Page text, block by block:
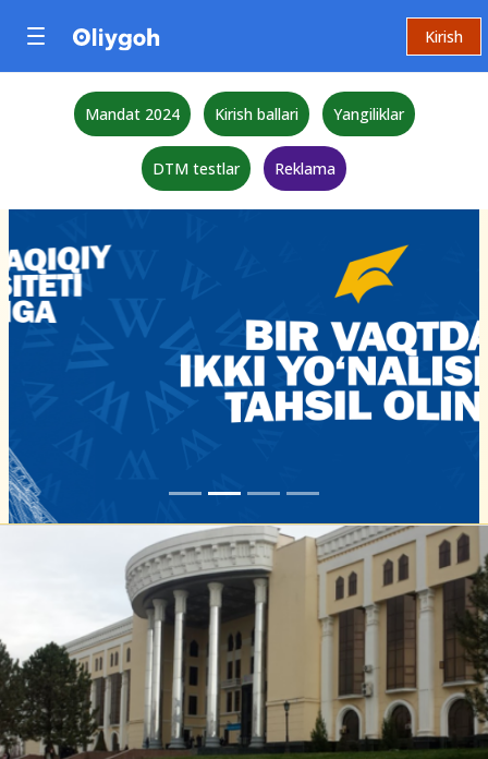
Kirish
Mandat 2024 Kirish ballari Yangiliklar
DTM testlar Reklama